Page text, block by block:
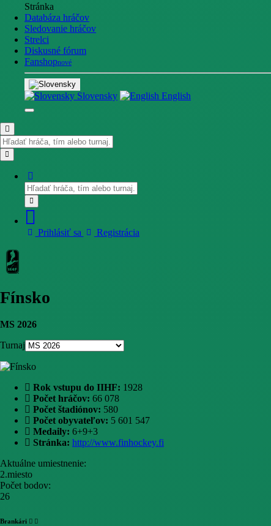
Stránka
Databáza hráčov
Sledovanie hráčov
Strelci
Diskusné fórum
Fanshopnové
Slovensky English
Prihlásiť sa Registrácia
Fínsko
MS 2026
Turnaj
Rok vstupu do IIHF: 1928
Počet hráčov: 66 078
Počet štadiónov: 580
Počet obyvateľov: 5 601 547
Medaily: 6+9+3
Stránka: http://www.finhockey.fi
Aktuálne umiestnenie:
2.miesto
Počet bodov:
26
Brankári